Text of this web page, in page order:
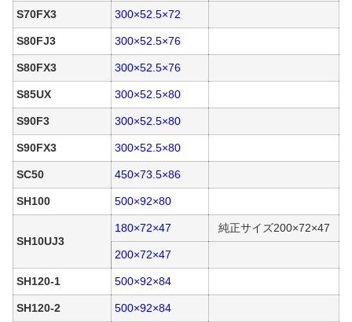
S70FX3 300×52.5×72
S80FJ3 300×52.5×76
S80FX3 300×52.5×76
S85UX 300×52.5×80
S90F3 300×52.5×80
S90FX3 300×52.5×80
SC50 450×73.5×86
SH100 500×92×80
SH10UJ3
180×72×47 純正サイズ200×72×47
200×72×47
SH120-1 500×92×84
SH120-2 500×92×84